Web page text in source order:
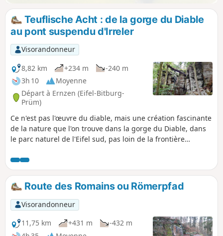
Teuflische Acht : de la gorge du Diable
au pont suspendu d'Irreler
Visorandonneur
8,82 km
+234 m
-240 m
3h 10
Moyenne
Départ à Ernzen (Eifel-Bitburg-
Prüm)
Ce n'est pas l'œuvre du diable, mais une création fascinante
de la nature que l'on trouve dans la gorge du Diable, dans
le parc naturel de l'Eifel sud, pas loin de la frontière
jusqu'à 30 mètres de haut, certaines d'entre elles semblent
briller d'une lumière verte. Le monde rocheux dans et
autour de la gorge du Diable, à travers lequel des sentiers
étroits et caillouteux mènent au pont suspendu d'Irreler et
aux cascades, est vraiment mystique.
Route des Romains ou Römerpfad
Visorandonneur
11,75 km
+431 m
-432 m